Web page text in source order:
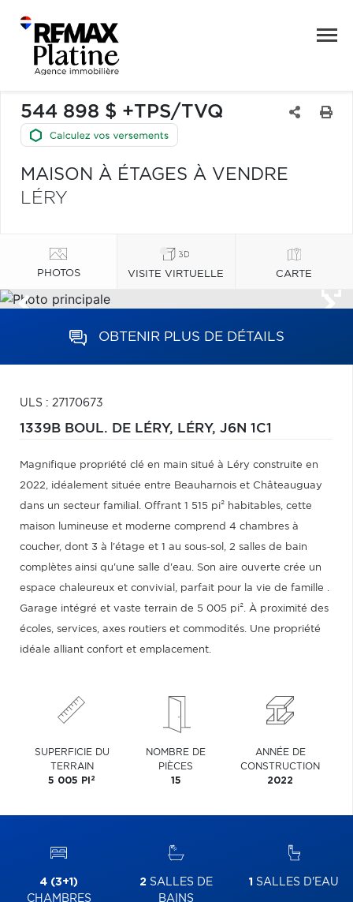
544 898 $ +TPS/TVQ
MAISON À ÉTAGES À VENDRE
LÉRY
PHOTOS VISITE VIRTUELLE CARTE
OBTENIR PLUS DE DÉTAILS
ULS : 27170673
1339B BOUL. DE LÉRY, LÉRY, J6N 1C1
Magnifique propriété clé en main situé à Léry construite en
2022, idéalement située entre Beauharnois et Châteauguay
dans un secteur familial. Offrant 1 515 pi² habitables, cette
maison lumineuse et moderne comprend 4 chambres à
coucher, dont 3 à l'étage et 1 au sous-sol, 2 salles de bain
complètes ainsi qu'une salle d'eau. Son aire ouverte crée un
espace chaleureux et convivial, parfait pour la vie de famille .
Garage intégré et vaste terrain de 5 005 pi². À proximité des
écoles, services, axes routiers et commodités. Une propriété
idéale alliant confort et emplacement.
SUPERFICIE DU
TERRAIN
5 005 PI 2
NOMBRE DE
PIÈCES
15
ANNÉE DE
CONSTRUCTION
2022
4 (3+1)
CHAMBRES
2 SALLES DE
BAINS
1 SALLES D'EAU